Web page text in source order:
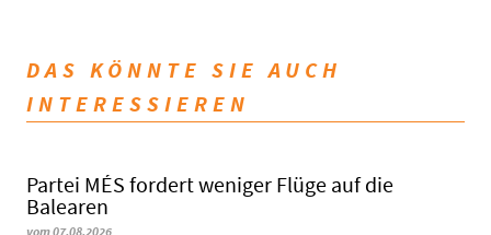
DAS KÖNNTE SIE AUCH
INTERESSIEREN
Partei MÉS fordert weniger Flüge auf die
Balearen
vom 07.08.2026